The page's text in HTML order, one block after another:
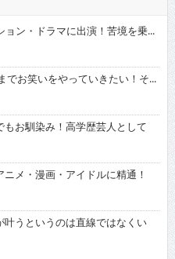
ン・ドラマに出演！苦境を乗...
でお笑いをやっていきたい！そ...
お馴染み！高学歴芸人として
メ・漫画・アイドルに精通！
うというのは直線ではなくい